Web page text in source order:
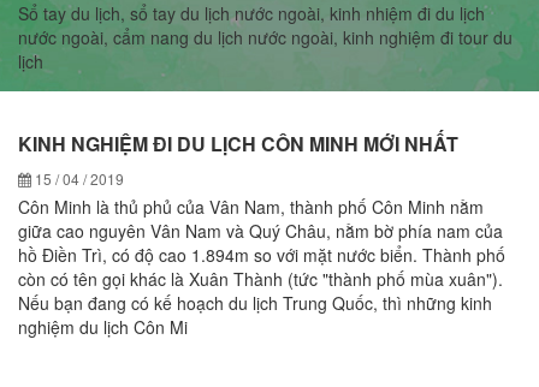
Sổ tay du lịch, sổ tay du lịch nước ngoài, kinh nhiệm đi du lịch
nước ngoài, cẩm nang du lịch nước ngoài, kinh nghiệm đi tour du
lịch
KINH NGHIỆM ĐI DU LỊCH CÔN MINH MỚI NHẤT
15 / 04 / 2019
Côn Minh là thủ phủ của Vân Nam, thành phố Côn Minh nằm
giữa cao nguyên Vân Nam và Quý Châu, nằm bờ phía nam của
hồ Điền Trì, có độ cao 1.894m so với mặt nước biển. Thành phố
còn có tên gọi khác là Xuân Thành (tức "thành phố mùa xuân").
Nếu bạn đang có kế hoạch du lịch Trung Quốc, thì những kinh
nghiệm du lịch Côn Mi